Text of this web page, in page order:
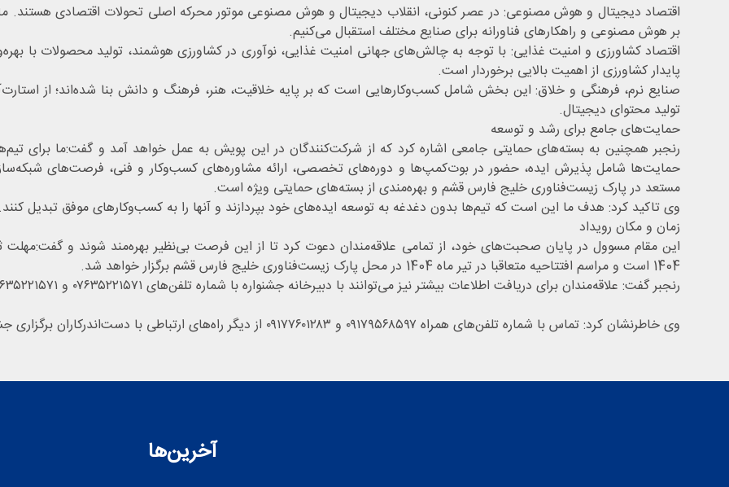
اقتصاد دیجیتال و هوش مصنوعی: در عصر کنونی، انقلاب دیجیتال و هوش مصنوعی موتور محرکه اصلی تحولات اقتصادی هستند. ما از
بر هوش مصنوعی و راهکارهای فناورانه برای صنایع مختلف استقبال می‌کنیم.
اقتصاد کشاورزی و امنیت غذایی: با توجه به چالش‌های جهانی امنیت غذایی، نوآوری در کشاورزی هوشمند، تولید محصولات با
پایدار کشاورزی از اهمیت بالایی برخوردار است.
صنایع نرم، فرهنگی و خلاق: این بخش شامل کسب‌وکارهایی است که بر پایه خلاقیت، هنر، فرهنگ و دانش بنا شده‌اند؛ از
تولید محتوای دیجیتال.
حمایت‌های جامع برای رشد و توسعه
رنجبر همچنین به بسته‌های حمایتی جامعی اشاره کرد که از شرکت‌کنندگان در این پویش به عمل خواهد آمد و گفت:ما برای
حمایت‌ها شامل پذیرش ایده، حضور در بوت‌کمپ‌ها و دوره‌های تخصصی، ارائه مشاوره‌های کسب‌وکار و فنی، فرصت‌های
مستعد در پارک زیست‌فناوری خلیج فارس قشم و بهره‌مندی از بسته‌های حمایتی ویژه است.
وی تاکید کرد: هدف ما این است که تیم‌ها بدون دغدغه به توسعه ایده‌های خود بپردازند و آنها را به کسب‌وکارهای موفق تبدیل کنند.
زمان و مکان رویداد
1404 است و مراسم افتتاحیه متعاقبا در تیر ماه 1404 در محل پارک زیست‌فناوری خلیج فارس قشم برگزار خواهد شد.
رنجبر گفت: علاقه‌مندان برای دریافت اطلاعات بیشتر نیز می‌توانند با دبیرخانه جشنواره با شماره تلفن‌های ۰۷۶۳۵۲۲۱۵۷۱ و ۰۷۶۳۵۲۲۱۵۷۱ تماس بگیرند.
وی خاطرنشان کرد: تماس با شماره تلفن‌های همراه ۰۹۱۷۹۵۶۸۵۹۷ و ۰۹۱۷۷۶۰۱۲۸۳ از دیگر راه‌های ارتباطی با دست‌اندرکاران برگزاری جشنواره امید است.
آخرین‌ها